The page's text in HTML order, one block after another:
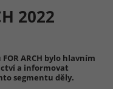
2022
ARCH bylo hlavním
a informovat
segmentu děly.